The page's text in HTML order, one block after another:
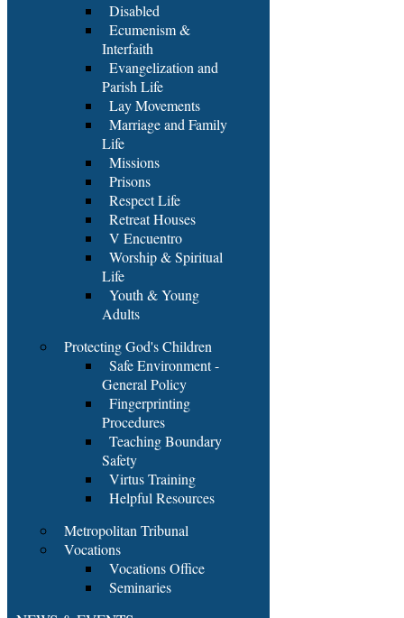
Disabled
Ecumenism &
Interfaith
Evangelization and
Parish Life
Lay Movements
Marriage and Family
Life
Missions
Prisons
Respect Life
Retreat Houses
V Encuentro
Worship & Spiritual
Life
Youth & Young
Adults
Protecting God's Children
Safe Environment -
General Policy
Fingerprinting
Procedures
Teaching Boundary
Safety
Virtus Training
Helpful Resources
Metropolitan Tribunal
Vocations
Vocations Office
Seminaries